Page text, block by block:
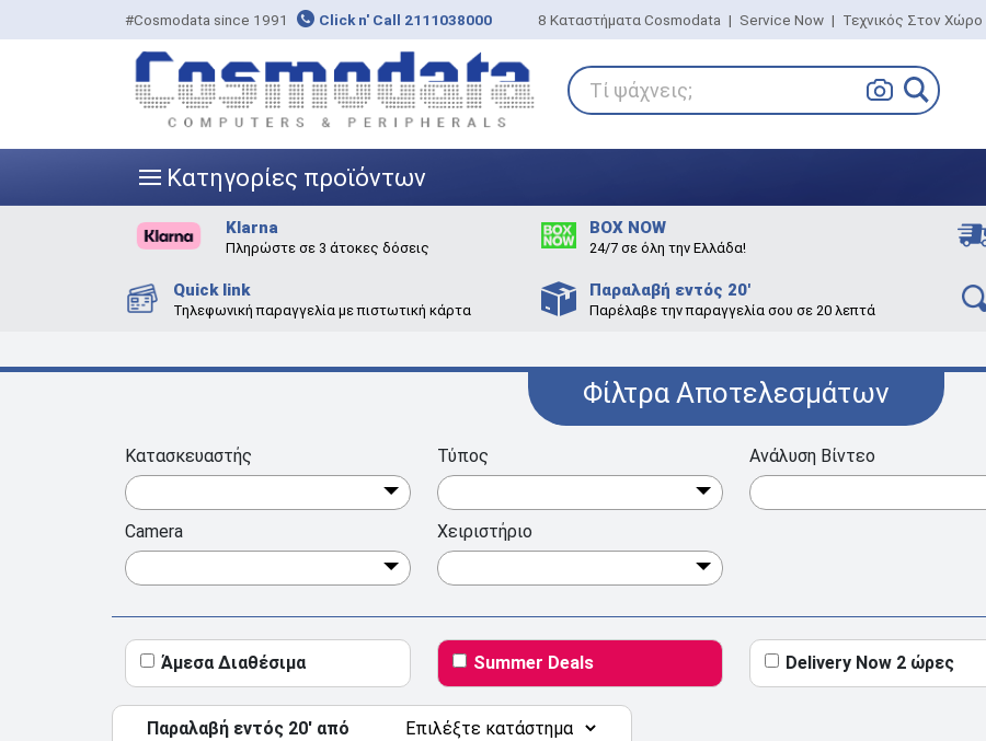
#Cosmodata since 1991 Click n' Call 2111038000 8 Καταστήματα Cosmodata | Service Now | Τεχνικός Στον
Τί ψάχνεις;
||| Κατηγορίες προϊόντων
Klarna
Πληρώστε σε 3 άτοκες δόσεις
BOX NOW
24/7 σε όλη την Ελλάδα!
Quick link
Τηλεφωνική παραγγελία με πιστωτική κάρτα
Παραλαβή εντός 20'
Παρέλαβε την παραγγελία σου σε 20 λεπτά
Φίλτρα Αποτελεσμάτων
Κατασκευαστής Τύπος Ανάλυση Βίντεο
Camera Χειριστήριο
Άμεσα Διαθέσιμα Summer Deals Delivery Now 2 ώρες
Παραλαβή εντός 20' από